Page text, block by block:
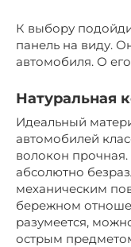
К выбору
панель на виду.
автомобиля. О
Натуральная
Идеальный
автомобилей
волокон
абсолютно
механическим
бережном
разумеется,
острым